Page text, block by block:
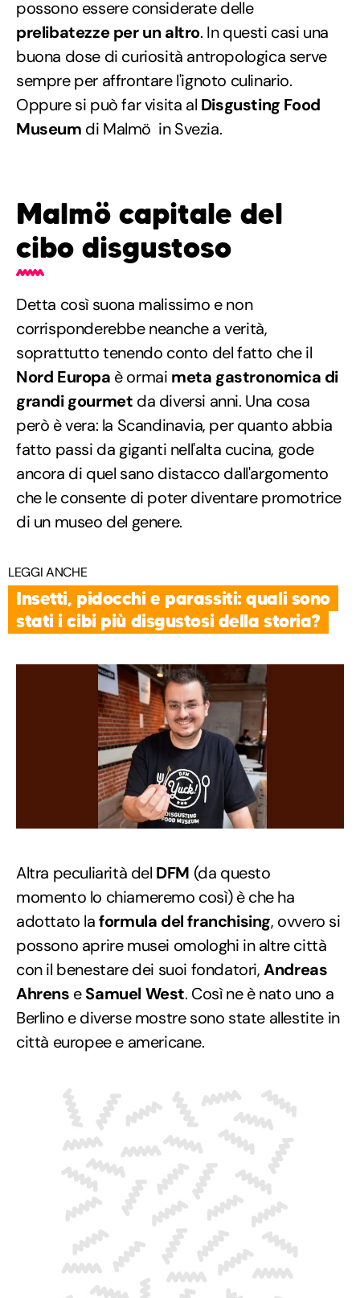
possono essere considerate delle
prelibatezze per un altro. In questi casi una
buona dose di curiosità antropologica serve
sempre per affrontare l'ignoto culinario.
Oppure si può far visita al Disgusting Food
Museum di Malmö in Svezia.
Malmö capitale del
cibo disgustoso
Detta così suona malissimo e non
corrisponderebbe neanche a verità,
soprattutto tenendo conto del fatto che il
Nord Europa è ormai meta gastronomica di
grandi gourmet da diversi anni. Una cosa
però è vera: la Scandinavia, per quanto abbia
fatto passi da giganti nell'alta cucina, gode
ancora di quel sano distacco dall'argomento
che le consente di poter diventare promotrice
di un museo del genere.
LEGGI ANCHE
Insetti, pidocchi e parassiti: quali sono
stati i cibi più disgustosi della storia?
Altra peculiarità del DFM (da questo
momento lo chiameremo così) è che ha
adottato laformula del franchising, ovvero si
possono aprire musei omologhi in altre città
con il benestare dei suoi fondatori,Andreas
Ahrens eSamuel West. Così ne è nato uno a
Berlino e diverse mostre sono state allestite in
città europee e americane.